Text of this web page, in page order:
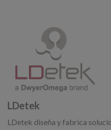
LDetek
LDetek diseña y fabrica